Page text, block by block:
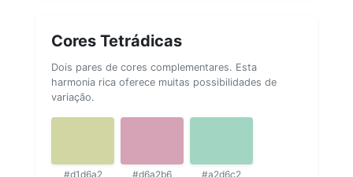
Cores Tetrádicas
Dois pares de cores complementares. Esta
harmonia rica oferece muitas possibilidades de
variação.
#d1d6a2 #d6a2b6 #a2d6c2